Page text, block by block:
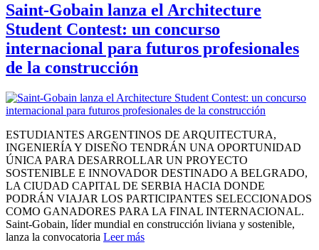
Saint‑Gobain lanza el Architecture
Student Contest: un concurso
internacional para futuros profesionales
de la construcción
ESTUDIANTES ARGENTINOS DE ARQUITECTURA,
INGENIERÍA Y DISEÑO TENDRÁN UNA OPORTUNIDAD
ÚNICA PARA DESARROLLAR UN PROYECTO
SOSTENIBLE E INNOVADOR DESTINADO A BELGRADO,
LA CIUDAD CAPITAL DE SERBIA HACIA DONDE
PODRÁN VIAJAR LOS PARTICIPANTES SELECCIONADOS
COMO GANADORES PARA LA FINAL INTERNACIONAL.
Saint-Gobain, líder mundial en construcción liviana y sostenible,
lanza la convocatoria Leer más